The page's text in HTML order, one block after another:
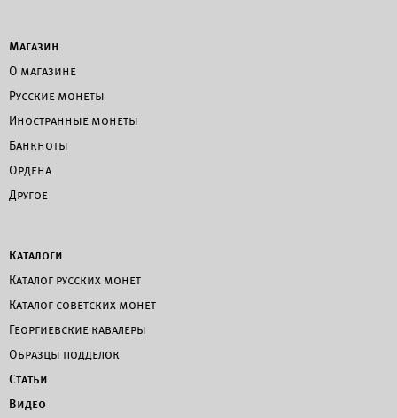
Магазин
О магазине
Русские монеты
Иностранные монеты
Банкноты
Ордена
Другое
Каталоги
Каталог русских монет
Каталог советских монет
Георгиевские кавалеры
Образцы подделок
Статьи
Видео